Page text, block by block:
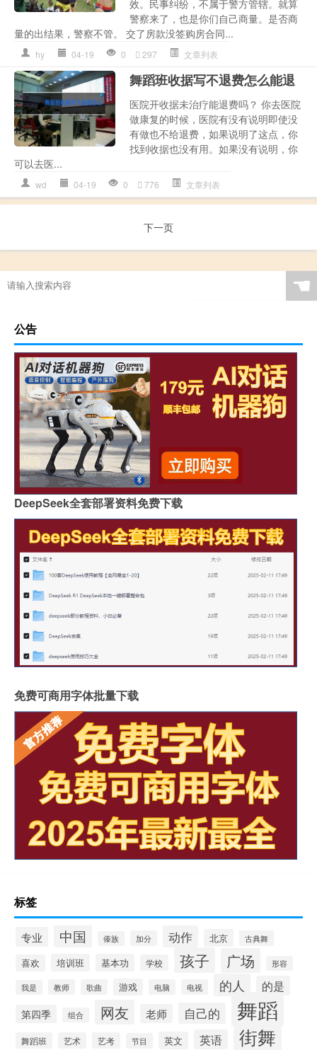
效。民事纠纷，不属于警方管辖。就算
警察来了，也是你们自己商量。是否商
量的出结果，警察不管。 交了房款没签购房合同...
hy 04-19 0 297 文章列表
舞蹈班收据写不退费怎么能退
医院开收据未治疗能退费吗？ 你去医院
做康复的时候，医院有没有说明即使没
有做也不给退费，如果说明了这点，你
找到收据也没有用。如果没有说明，你
可以去医...
wd 04-19 0 776 文章列表
下一页
☚
公告
DeepSeek全套部署资料免费下载
免费可商用字体批量下载
标签
专业 中国 傣族 加分 动作 北京 古典舞
喜欢 培训班 基本功 学校 孩子 广场 形容
我是 教师 歌曲 游戏 电脑 电视 的人 的是
第四季 组合 网友 老师 自己的 舞蹈
舞蹈班 艺术 艺考 节目 英文 英语 街舞